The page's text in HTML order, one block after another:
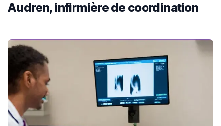
Audren, infirmière de coordination